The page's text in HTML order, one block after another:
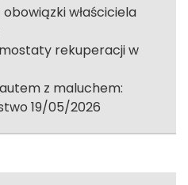
właściciela
rekuperacji w
z maluchem:
19/05/2026